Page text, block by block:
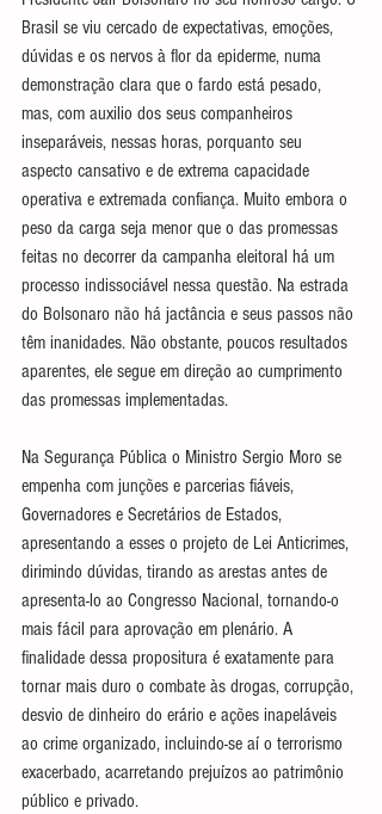
Brasil se viu cercado de expectativas, emoções,
dúvidas e os nervos à flor da epiderme, numa
demonstração clara que o fardo está pesado,
mas, com auxilio dos seus companheiros
inseparáveis, nessas horas, porquanto seu
aspecto cansativo e de extrema capacidade
operativa e extremada confiança. Muito embora o
peso da carga seja menor que o das promessas
feitas no decorrer da campanha eleitoral há um
processo indissociável nessa questão. Na estrada
do Bolsonaro não há jactância e seus passos não
têm inanidades. Não obstante, poucos resultados
aparentes, ele segue em direção ao cumprimento
das promessas implementadas.
Na Segurança Pública o Ministro Sergio Moro se
empenha com junções e parcerias fiáveis,
Governadores e Secretários de Estados,
apresentando a esses o projeto de Lei Anticrimes,
dirimindo dúvidas, tirando as arestas antes de
apresenta-lo ao Congresso Nacional, tornando-o
mais fácil para aprovação em plenário. A
finalidade dessa propositura é exatamente para
tornar mais duro o combate às drogas, corrupção,
desvio de dinheiro do erário e ações inapeláveis
ao crime organizado, incluindo-se aí o terrorismo
exacerbado, acarretando prejuízos ao patrimônio
público e privado.